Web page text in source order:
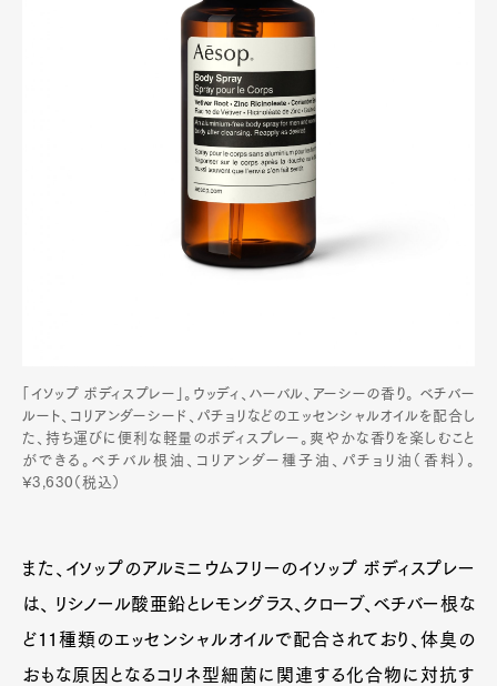
「イソップ ボディスプレー」。ウッディ、ハーバル、アーシーの香り。 ベチバー
ルート、コリアンダーシード、パチョリなどのエッセンシャルオイルを配合し
た、持ち運びに便利な軽量のボディスプレー。爽やかな香りを楽しむこと
ができる。ベチバル根油、コリアンダー種子油、パチョリ油（香料）。
¥3,630（税込）
また、イソップのアルミニウムフリーのイソップ ボディスプレー
は、 リシノール酸亜鉛とレモングラス、クローブ、ベチバー根な
ど11種類のエッセンシャルオイルで配合されており、体臭の
おもな原因となるコリネ型細菌に関連する化合物に対抗す